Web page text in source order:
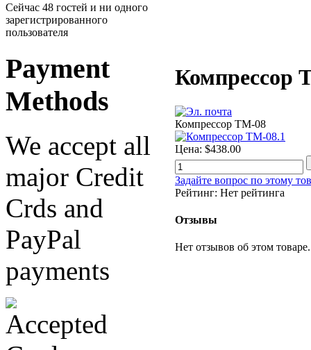
Сейчас 48 гостей и ни одного
зарегистрированного
пользователя
Компрессор
Компрессор ТМ-08
Цена: $438.00
Задайте вопрос по этому
Рейтинг: Нет рейтинга
Отзывы
Нет отзывов об этом товаре.
Payment
Methods
We accept all
major Credit
Crds and
PayPal
payments